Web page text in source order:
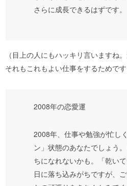
さらに成長できるはずです。
（目上の人にもハッキリ言いますね
それもこれもよい仕事をするためです
2008年の恋愛運
2008年、仕事や勉強が忙し
ン」状態のあなたでしょう
ちになれないかも。「乾い
日に落ち込みがちですが、